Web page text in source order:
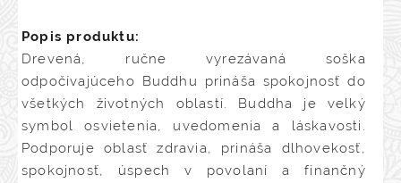
Popis produktu:
Drevená, ručne vyrezávaná soška
odpočívajúceho Buddhu prináša spokojnosť do
všetkých životných oblastí. Buddha je velký
symbol osvietenia, uvedomenia a láskavosti.
Podporuje oblasť zdravia, prináša dlhovekosť,
spokojnosť, úspech v povolaní a finančný